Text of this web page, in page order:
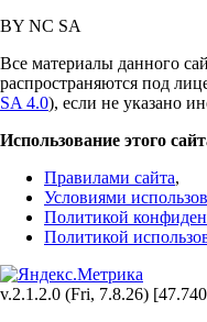
BY NC SA
Все материалы данного
распространяются под
SA 4.0), если не указано
Использование этого
Правилами сайта,
Условиями
Политикой
Политикой
v.2.1.2.0 (Fri, 7.8.26)